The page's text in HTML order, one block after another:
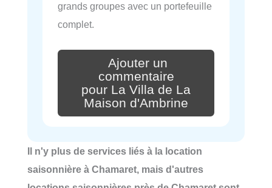
grands groupes avec un portefeuille
complet.
Ajouter un
commentaire
pour La Villa de La
Maison d'Ambrine
Il n'y plus de services liés à la location
saisonnière à Chamaret, mais d'autres